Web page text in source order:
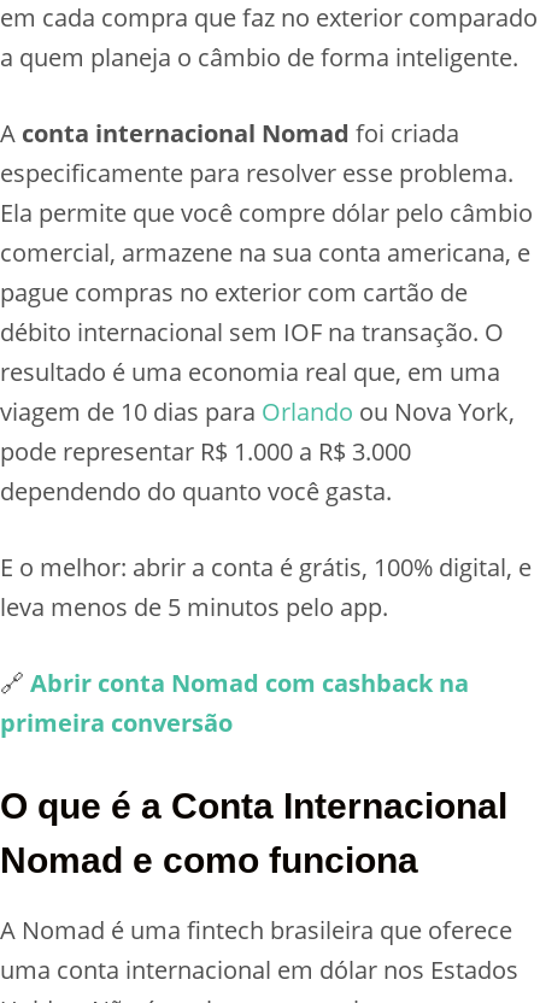
em cada compra que faz no exterior comparado
a quem planeja o câmbio de forma inteligente.
A conta internacional Nomad foi criada
especificamente para resolver esse problema.
Ela permite que você compre dólar pelo câmbio
comercial, armazene na sua conta americana, e
pague compras no exterior com cartão de
débito internacional sem IOF na transação. O
resultado é uma economia real que, em uma
viagem de 10 dias para Orlando ou Nova York,
pode representar R$ 1.000 a R$ 3.000
dependendo do quanto você gasta.
E o melhor: abrir a conta é grátis, 100% digital, e
leva menos de 5 minutos pelo app.
🔗 Abrir conta Nomad com cashback na
primeira conversão
O que é a Conta Internacional
Nomad e como funciona
A Nomad é uma fintech brasileira que oferece
uma conta internacional em dólar nos Estados